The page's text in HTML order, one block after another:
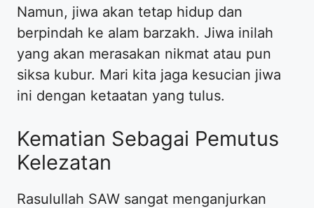
Namun, jiwa akan tetap hidup dan
berpindah ke alam barzakh. Jiwa inilah
yang akan merasakan nikmat atau pun
siksa kubur. Mari kita jaga kesucian jiwa
ini dengan ketaatan yang tulus.
Kematian Sebagai Pemutus
Kelezatan
Rasulullah SAW sangat menganjurkan